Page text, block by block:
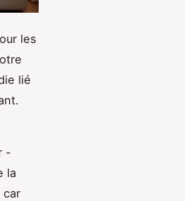
les
lié
-
la
car